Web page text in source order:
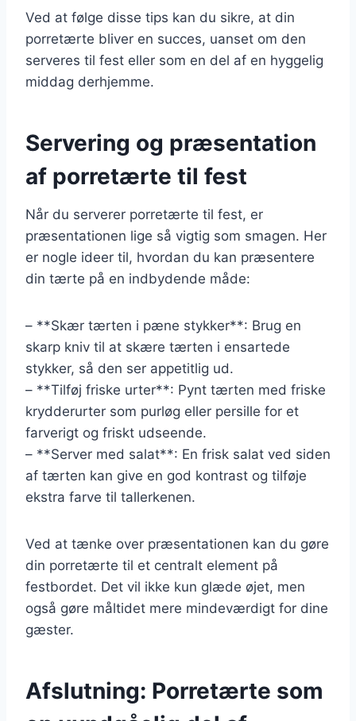
Ved at følge disse tips kan du sikre, at din
porretærte bliver en succes, uanset om den
serveres til fest eller som en del af en hyggelig
middag derhjemme.
Servering og præsentation
af porretærte til fest
Når du serverer porretærte til fest, er
præsentationen lige så vigtig som smagen. Her
er nogle ideer til, hvordan du kan præsentere
din tærte på en indbydende måde:
– **Skær tærten i pæne stykker**: Brug en
skarp kniv til at skære tærten i ensartede
stykker, så den ser appetitlig ud.
– **Tilføj friske urter**: Pynt tærten med friske
krydderurter som purløg eller persille for et
farverigt og friskt udseende.
– **Server med salat**: En frisk salat ved siden
af tærten kan give en god kontrast og tilføje
ekstra farve til tallerkenen.
Ved at tænke over præsentationen kan du gøre
din porretærte til et centralt element på
festbordet. Det vil ikke kun glæde øjet, men
også gøre måltidet mere mindeværdigt for dine
gæster.
Afslutning: Porretærte som